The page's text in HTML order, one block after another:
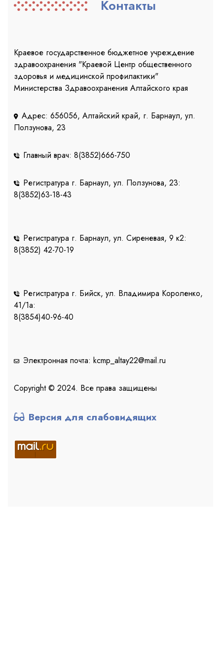
Контакты
Краевое государственное бюджетное учреждение
здравоохранения "Краевой Центр общественного
здоровья и медицинской профилактики"
Министерства Здравоохранения Алтайского края
Адрес: 656056, Алтайский край, г. Барнаул, ул.
Ползунова, 23
Главный врач: 8(3852)666-750
Регистратура г. Барнаул, ул. Ползунова, 23:
8(3852)63-18-43
Регистратура г. Барнаул, ул. Сиреневая, 9 к2:
8(3852) 42-70-19
Регистратура г. Бийск, ул. Владимира Короленко,
41/1a:
8(3854)40-96-40
Электронная почта: kcmp_altay22@mail.ru
Copyright © 2024. Все права защищены
Версия для слабовидящих